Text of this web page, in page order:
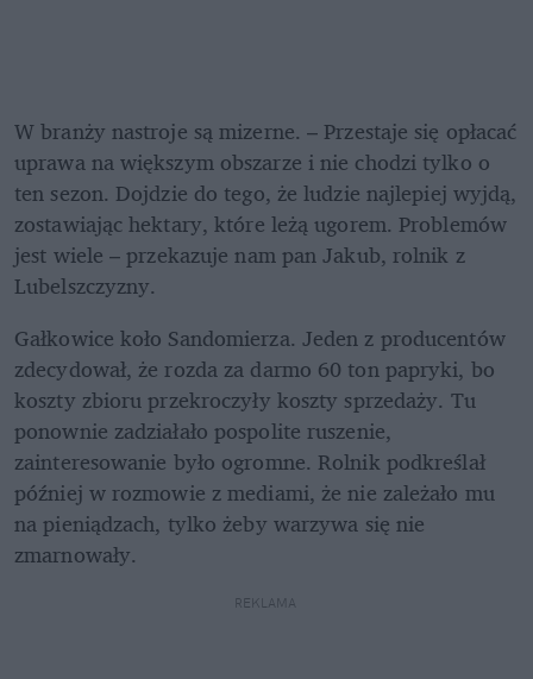
W branży nastroje są mizerne. – Przestaje się opłacać
uprawa na większym obszarze i nie chodzi tylko o
ten sezon. Dojdzie do tego, że ludzie najlepiej wyjdą,
zostawiając hektary, które leżą ugorem. Problemów
jest wiele – przekazuje nam pan Jakub, rolnik z
Lubelszczyzny.
Gałkowice koło Sandomierza. Jeden z producentów
zdecydował, że rozda za darmo 60 ton papryki, bo
koszty zbioru przekroczyły koszty sprzedaży. Tu
ponownie zadziałało pospolite ruszenie,
zainteresowanie było ogromne. Rolnik podkreślał
później w rozmowie z mediami, że nie zależało mu
na pieniądzach, tylko żeby warzywa się nie
zmarnowały.
REKLAMA